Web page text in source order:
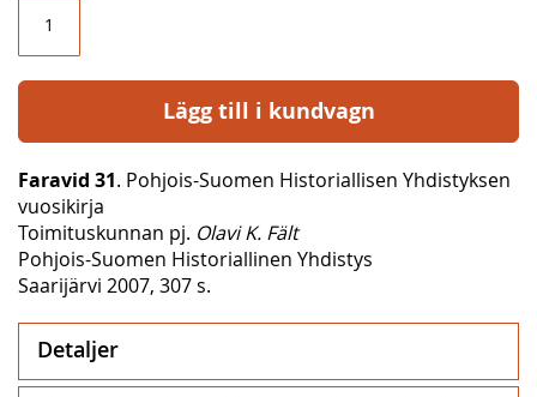
Lägg till i kundvagn
Faravid 31. Pohjois-Suomen Historiallisen Yhdistyksen
vuosikirja
Toimituskunnan pj. Olavi K. Fält
Pohjois-Suomen Historiallinen Yhdistys
Saarijärvi 2007, 307 s.
Detaljer